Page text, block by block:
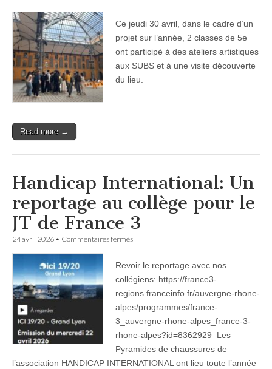
de
5e
aux
SUBS
à
Lyon
Ce jeudi 30 avril, dans le cadre d’un
projet sur l’année, 2 classes de 5e
ont participé à des ateliers artistiques
aux SUBS et à une visite découverte
du lieu.
Read more →
Handicap International: Un
reportage au collège pour le
JT de France 3
24 avril 2026 • Commentaires ferméssur
Un
reportage
au
collège
pour
JT
de
France
3
Revoir le reportage avec nos
collégiens: https://france3-
regions.franceinfo.fr/auvergne-rhone-
alpes/programmes/france-
3_auvergne-rhone-alpes_france-3-
rhone-alpes?id=8362929 Les
Pyramides de chaussures de
l’association HANDICAP INTERNATIONAL ont lieu toute l’année